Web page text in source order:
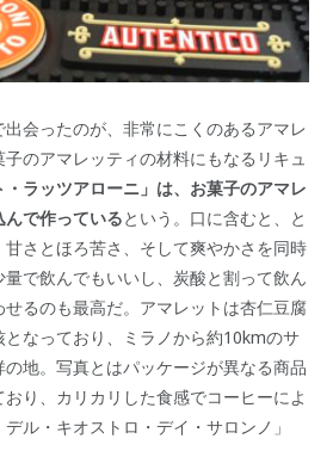
会ったのが、非常にこくのあるアマレ
のアマレッティの材料にもなるリキュ
・ラッツアローニ」は、お菓子のアマレ
で作っているという。口に含むと、と
さとほろ苦さ、そして爽やかさを同時
で飲んでもいいし、炭酸と割って飲ん
るのも最高だ。アマレットは杏仁豆腐
なっており、ミラノから約10kmのサ
地。写真とはパッケージが異なる商品
り、カリカリした食感でコーヒーによ
ル・キオストロ・デイ・サロンノ」